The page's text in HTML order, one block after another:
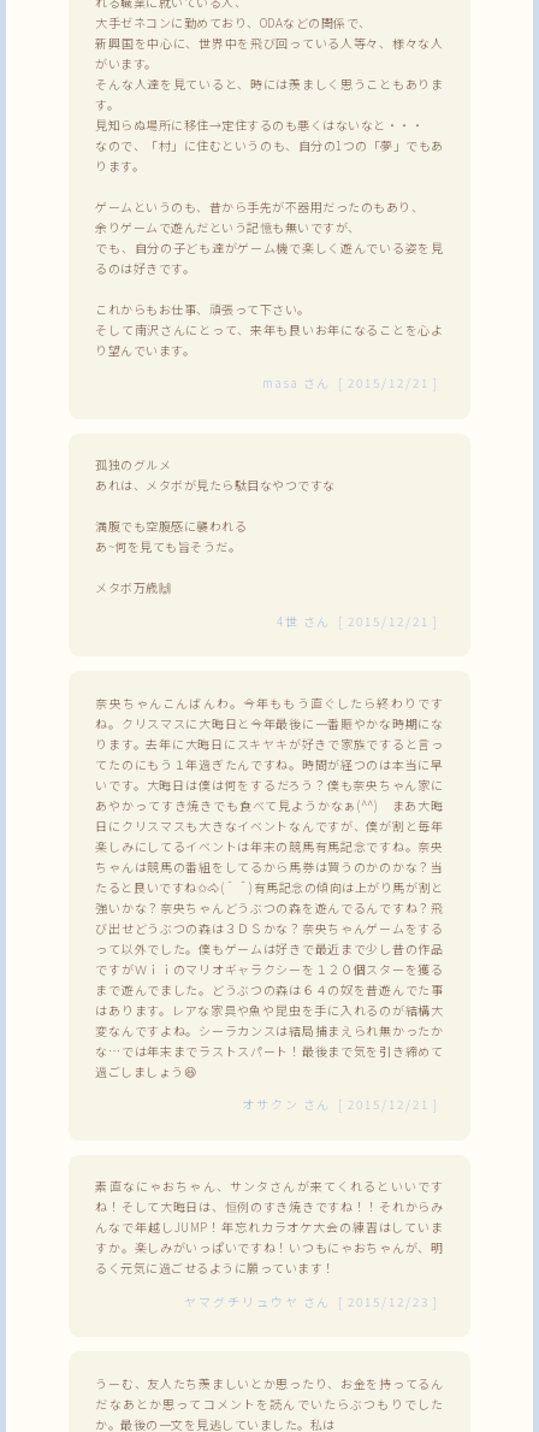
大手ゼネコンに勤めており、ODAなどの関係で、
新興国を中心に、世界中を飛び回っている人等々、様々な人
がいます。
そんな人達を見ていると、時には羨ましく思うこともありま
す。
見知らぬ場所に移住→定住するのも悪くはないなと・・・
なので、「村」に住むというのも、自分の1つの「夢」でもあ
ります。
ゲームというのも、昔から手先が不器用だったのもあり、
余りゲームで遊んだという記憶も無いですが、
でも、自分の子ども達がゲーム機で楽しく遊んでいる姿を見
るのは好きです。
これからもお仕事、頑張って下さい。
そして南沢さんにとって、来年も良いお年になることを心よ
り望んでいます。
masa さん [ 2015/12/21 ]
孤独のグルメ
あれは、メタボが見たら駄目なやつですな
満腹でも空腹感に襲われる
あ~何を見ても旨そうだ。
メタボ万歳🙌
4世 さん [ 2015/12/21 ]
奈央ちゃんこんばんわ。今年ももう直ぐしたら終わりです
ね。クリスマスに大晦日と今年最後に一番賑やかな時期にな
ります。去年に大晦日にスキヤキが好きで家族ですると言っ
てたのにもう１年過ぎたんですね。時間が経つのは本当に早
いです。大晦日は僕は何をするだろう？僕も奈央ちゃん家に
あやかってすき焼きでも食べて見ようかなぁ(^^) まあ大晦
日にクリスマスも大きなイベントなんですが、僕が割と毎年
楽しみにしてるイベントは年末の競馬有馬記念ですね。奈央
ちゃんは競馬の番組をしてるから馬券は買うのかのかな？当
たると良いですね✩🐴(＾＾)有馬記念の傾向は上がり馬が割と
強いかな？奈央ちゃんどうぶつの森を遊んでるんですね？飛
び出せどうぶつの森は３ＤＳかな？奈央ちゃんゲームをする
って以外でした。僕もゲームは好きで最近まで少し昔の作品
ですがＷｉｉのマリオギャラクシーを１２０個スターを獲る
まで遊んでました。どうぶつの森は６４の奴を昔遊んでた事
はあります。レアな家具や魚や昆虫を手に入れるのが結構大
変なんですよね。シーラカンスは結局捕まえられ無かったか
な…では年末までラストスパート！最後まで気を引き締めて
過ごしましょう😆
オサクン さん [ 2015/12/21 ]
素直なにゃおちゃん、サンタさんが来てくれるといいです
ね！そして大晦日は、恒例のすき焼きですね！！それからみ
んなで年越しJUMP！年忘れカラオケ大会の練習はしていま
すか。楽しみがいっぱいですね！いつもにゃおちゃんが、明
るく元気に過ごせるように願っています！
ヤマグチリュウヤ さん [ 2015/12/23 ]
うーむ、友人たち羨ましいとか思ったり、お金を持ってるん
だなあとか思ってコメントを読んでいたらぶつもりでした
か。最後の一文を見逃していました。私は